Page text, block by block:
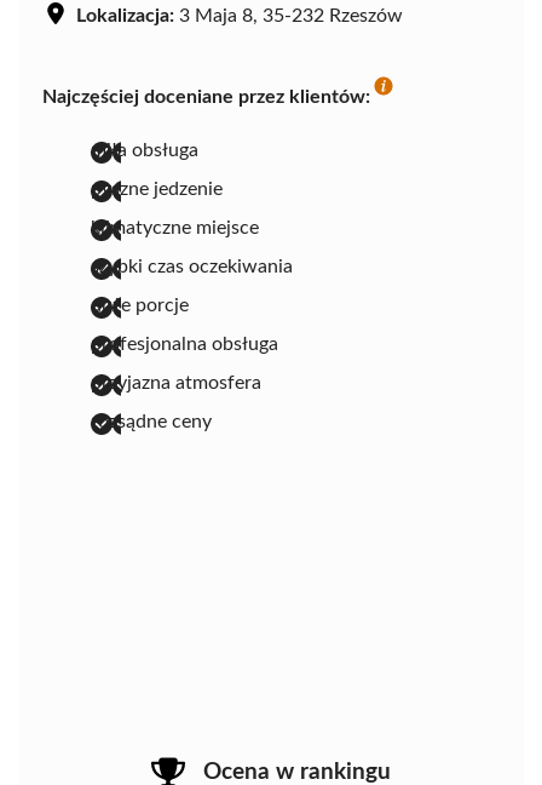
Lokalizacja: 3 Maja 8, 35-232 Rzeszów
Najczęściej doceniane przez klientów:
miła obsługa
pyszne jedzenie
klimatyczne miejsce
szybki czas oczekiwania
duże porcje
profesjonalna obsługa
przyjazna atmosfera
rozsądne ceny
Ocena w rankingu